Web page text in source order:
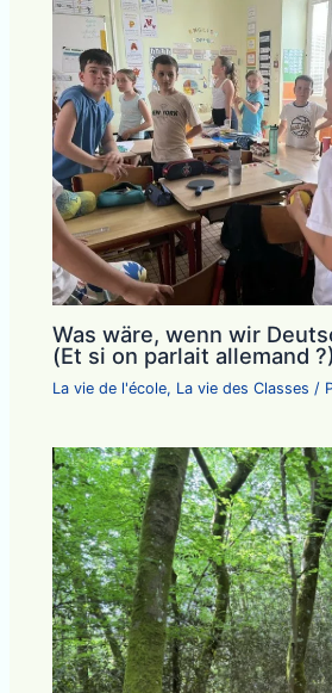
Was wäre, wenn wir
(Et si on parlait allemand ?)
La vie de l'école, La vie des Classes /